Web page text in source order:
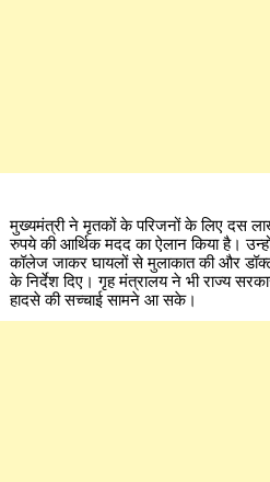
मुख्यमंत्री ने मृतकों के परिजनों के लिए दस
रुपये की आर्थिक मदद का ऐलान किया है।
कॉलेज जाकर घायलों से मुलाकात की और
के निर्देश दिए। गृह मंत्रालय ने भी राज्य
हादसे की सच्चाई सामने आ सके।